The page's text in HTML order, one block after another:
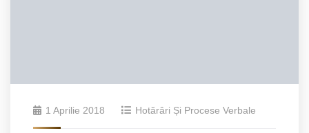
1 Aprilie 2018 Hotărâri Și Procese Verbale